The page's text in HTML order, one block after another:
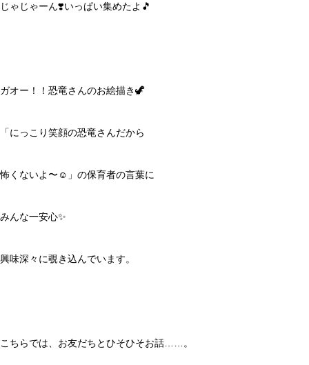
じゃじゃーん❣️いっぱい集めたよ🎵
ガオー！！恐竜さんのお絵描き🦖
「にっこり笑顔の恐竜さんだから
怖くないよ〜☺️」の保育者の言葉に
みんな一安心✨
興味深々に覗き込んでいます。
こちらでは、お友だちとひそひそお話……。